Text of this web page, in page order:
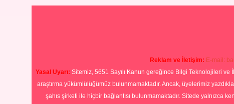
Reklam ve İletişim: E-mail:
Yasal Uyarı: Sitemiz, 5651 Sayılı Kanun gereğince Bilgi Teknolojileri
araştırma yükümlülüğümüz bulunmamaktadır. Ancak, üyelerimiz
şahıs şirketi ile hiçbir bağlantısı bulunmamaktadır. Sitede yalnızca